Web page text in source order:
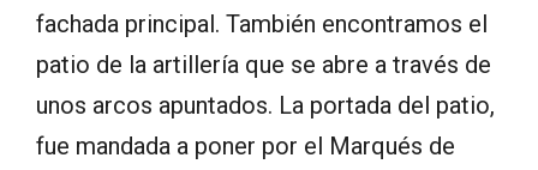
fachada principal. También encontramos el
patio de la artillería que se abre a través de
unos arcos apuntados. La portada del patio,
fue mandada a poner por el Marqués de